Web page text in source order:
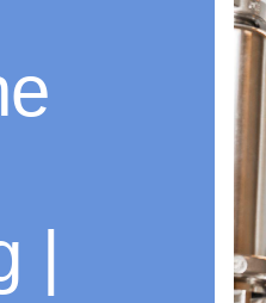
in Productie & Techniek
|